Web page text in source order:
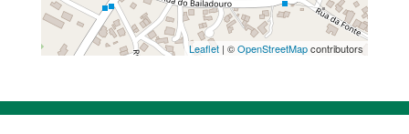
Leaflet | ©OpenStreetMapcontributors